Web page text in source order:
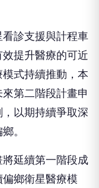
診支援與計程車
提升醫療的可近
式持續推動，本
第二階段計畫申
以期持續爭取深
。
延續第一階段成
鄉衛星醫療模